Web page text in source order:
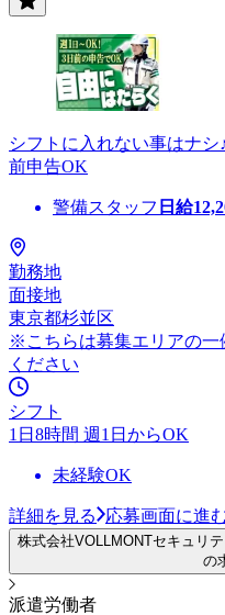
シフトに入れない事はナ
前申告OK
警備スタッフ 日給
勤務地
面接地
東京都杉並区
※こちらは募集エリアの一
ください
シフト
1日8時間 週1日からOK
未経験OK
詳細を見る 応募画面に進
株式会社VOLLMONTセキュリ
の
派遣労働者